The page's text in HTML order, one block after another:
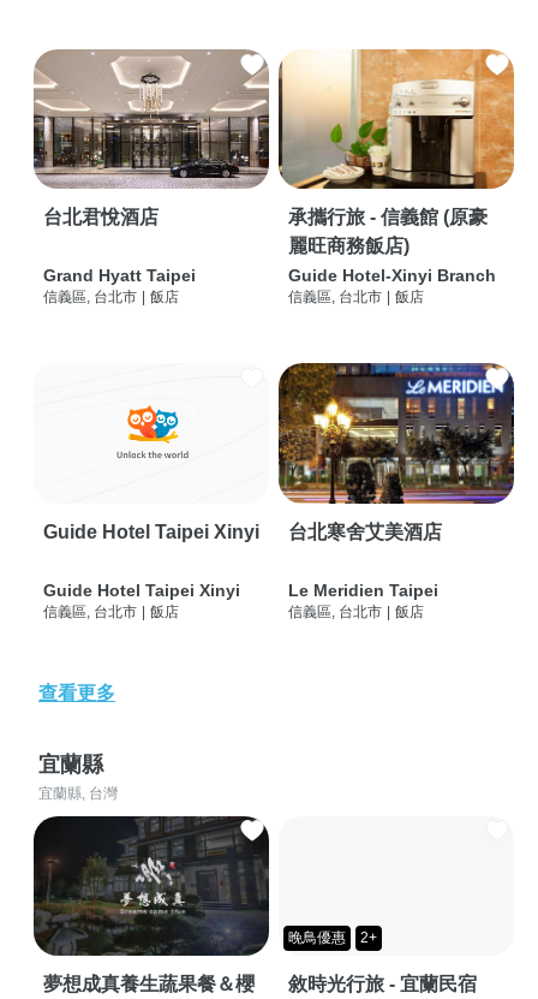
台北君悅酒店
Grand Hyatt Taipei
信義區, 台北市 飯店
承攜行旅 - 信義館 (原豪
麗旺商務飯店)
Guide Hotel-Xinyi Branch
信義區, 台北市 飯店
Guide Hotel Taipei Xinyi
Guide Hotel Taipei Xinyi
信義區, 台北市 | 飯店
台北寒舍艾美酒店
Le Meridien Taipei
信義區, 台北市 | 飯店
查看更多
宜蘭縣
宜蘭縣, 台灣
夢想成真養生蔬果餐＆櫻
晚鳥優惠 2+
敘時光行旅 - 宜蘭民宿